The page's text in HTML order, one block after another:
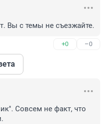
Вы с темы не съезжайте.
+0 –0
Совсем не факт, что